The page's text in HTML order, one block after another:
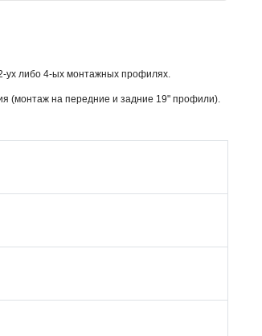
ух либо 4-ых монтажных профилях.
(монтаж на передние и задние 19" профили).